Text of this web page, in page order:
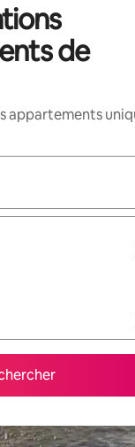
de
appartements
utilisez les